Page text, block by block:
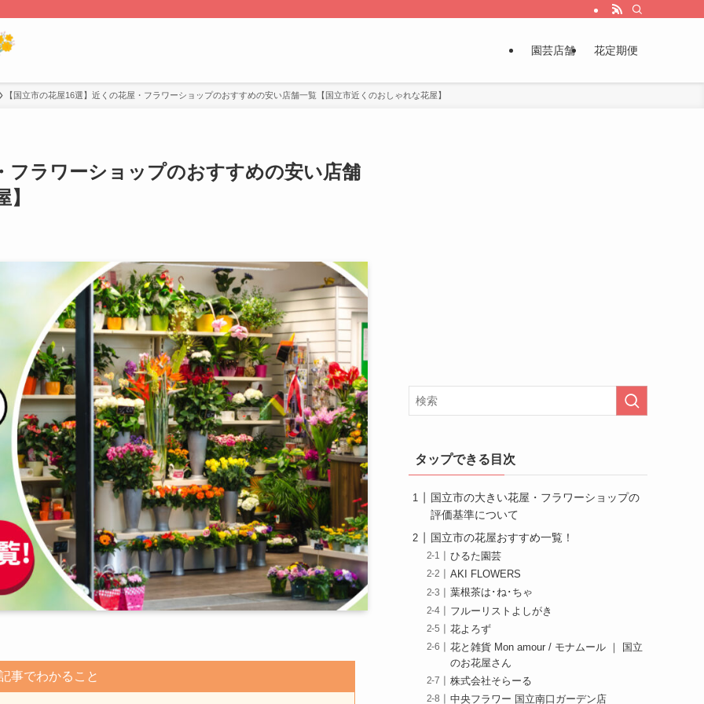
園芸店舗 花定期便
【国立市の花屋16選】近くの花屋・フラワーショップのおすすめの安い店舗一覧【国立市近くのおしゃれな花屋】
フラワーショップのおすすめの安い店舗
事でわかること
タップできる目次
国立市の大きい花屋・フラワーショップの
評価基準について
国立市の花屋おすすめ一覧！
ひるた園芸
AKI FLOWERS
葉根茶は･ね･ちゃ
フルーリストよしがき
花よろず
花と雑貨 Mon amour / モナムール ｜ 国立
のお花屋さん
株式会社そらーる
中央フラワー 国立南口ガーデン店